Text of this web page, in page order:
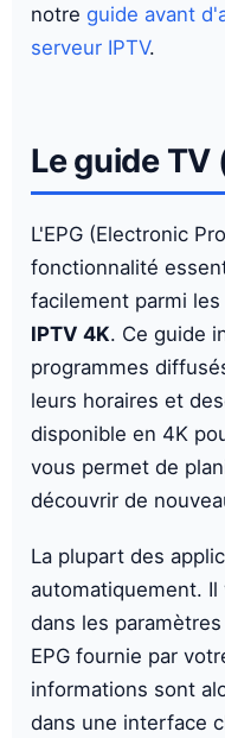
notre guide avant
serveur IPTV.
Le guide TV
L'EPG (Electronic
fonctionnalité
facilement parmi
IPTV 4K. Ce guide
programmes
leurs horaires et
disponible en 4K
vous permet de
découvrir de
La plupart des
automatiquement.
dans les
EPG fournie par
informations sont
dans une interface